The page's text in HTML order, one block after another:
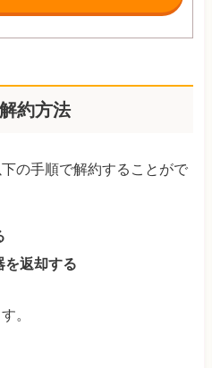
約方法
の手順で解約することがで
を返却する
。